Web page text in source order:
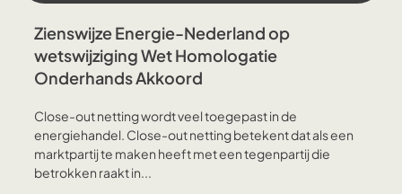
Zienswijze Energie-Nederland op
wetswijziging Wet Homologatie
Onderhands Akkoord
Close-out netting wordt veel toegepast in de
energiehandel. Close-out netting betekent dat als een
marktpartij te maken heeft met een tegenpartij die
betrokken raakt in...